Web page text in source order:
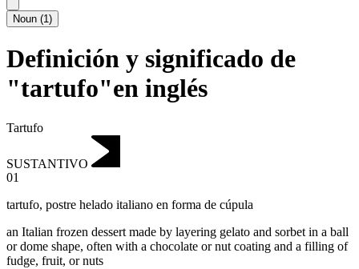
Noun (1)
Definición y significado de
"tartufo"en inglés
Tartufo
SUSTANTIVO
01
tartufo, postre helado italiano en forma de cúpula
an Italian frozen dessert made by layering gelato and sorbet in a ball
or dome shape, often with a chocolate or nut coating and a filling of
fudge, fruit, or nuts